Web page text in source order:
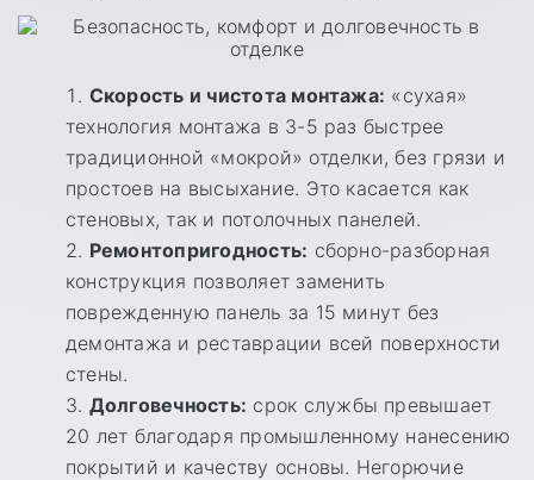
Скорость и чистота монтажа: «сухая»
технология монтажа в 3-5 раз быстрее
традиционной «мокрой» отделки, без грязи и
простоев на высыхание. Это касается как
стеновых, так и потолочных панелей.
Ремонтопригодность: сборно-разборная
конструкция позволяет заменить
поврежденную панель за 15 минут без
демонтажа и реставрации всей поверхности
стены.
Долговечность: срок службы превышает
20 лет благодаря промышленному нанесению
покрытий и качеству основы. Негорючие